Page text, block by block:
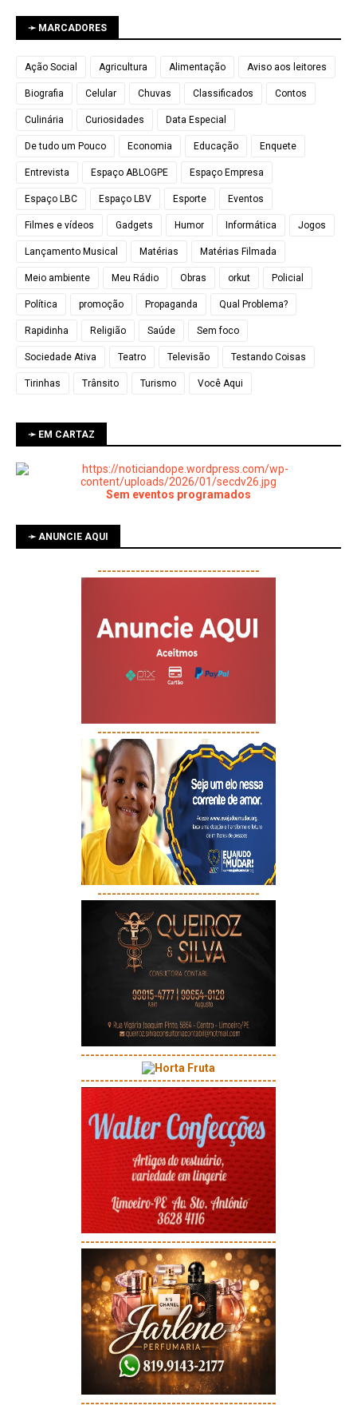
➛ MARCADORES
Ação Social Agricultura Alimentação Aviso aos leitores
Biografia Celular Chuvas Classificados Contos
Culinária Curiosidades Data Especial
De tudo um Pouco Economia Educação Enquete
Entrevista Espaço ABLOGPE Espaço Empresa
Espaço LBC Espaço LBV Esporte Eventos
Filmes e vídeos Gadgets Humor Informática Jogos
Lançamento Musical Matérias Matérias Filmada
Meio ambiente Meu Rádio Obras orkut Policial
Política promoção Propaganda Qual Problema?
Rapidinha Religião Saúde Sem foco
Sociedade Ativa Teatro Televisão Testando Coisas
Tirinhas Trânsito Turismo Você Aqui
➛ EM CARTAZ
Sem eventos programados
➛ ANUNCIE AQUI
----------------------------------
----------------------------------
----------------------------------
-----------------------------------------
-----------------------------------------
-----------------------------------------